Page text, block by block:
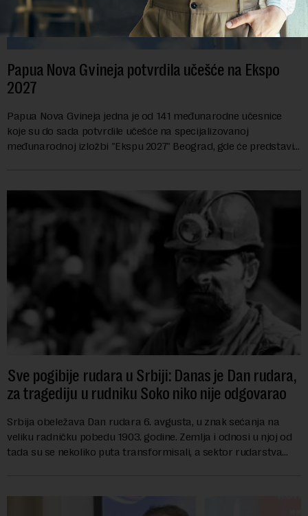
Papua Nova Gvineja potvrdila učešće na Ekspo
2027
Papua Nova Gvineja jedna je od 141 međunarodne učesnice
koje su do sada potvrdile učešće na specijalizovanoj
međunarodnoj izložbi "Ekspu 2027" Beograd, gde će predstaviti
Sve pogibije rudara u Srbiji: Danas je Dan rudara,
za tragediju u rudniku Soko niko nije odgovarao
Srbija obeležava Dan rudara 6. avgusta, u znak sećanja na
veliku radničku pobedu 1903. godine. Zemlja i odnosi u njoj od
tada su se nekoliko puta transformisali, a sektor rudarstva